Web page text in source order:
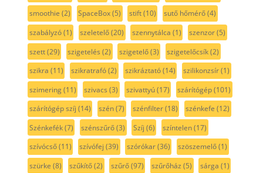
smoothie (2) SpaceBox(5) stift(10) sutő hőmérő(4)
szabályzó(1) szeletelő(20) szennytálca (1) szenzor(5)
szett(29) szigetelés (2) szigetelő(3) szigetelőcsík(2)
szikra (11) szikratrafó(2) szikráztató(14) szilikonzsír(1)
szimering(11) szivacs (3) szivattyú(17) szárítógép(101)
szárítógép szíj (14) szén(7) szénfilter(18) szénkefe (12)
Szénkefék(7) szénszűrő(3) Szíj (6) színtelen(17)
szívócső(11) szívófej (39) szórókar(36) szöszemelő(1)
szürke (8) szűkítő(2) szűrő(97) szűrőház (5) sárga (1)